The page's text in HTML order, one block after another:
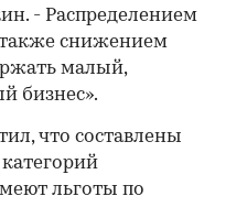
- Распределением
снижением
малый,
бизнес».
что составлены
льготы по